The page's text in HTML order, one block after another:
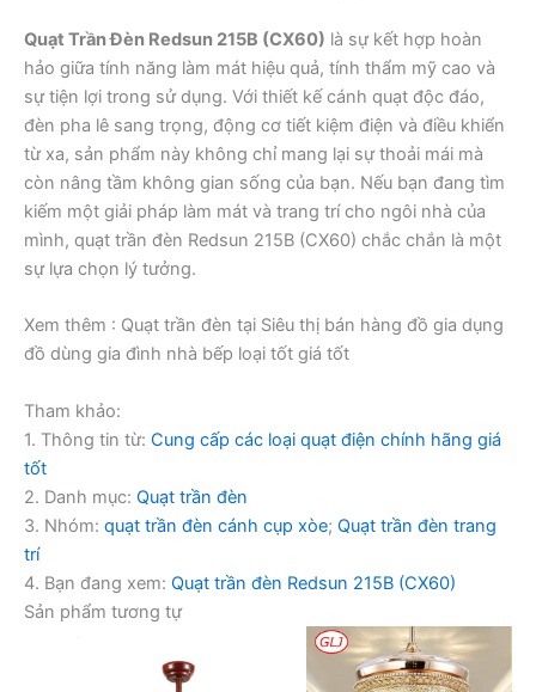
Quạt Trần Đèn Redsun 215B (CX60) là sự kết hợp hoàn
hảo giữa tính năng làm mát hiệu quả, tính thẩm mỹ cao và
sự tiện lợi trong sử dụng. Với thiết kế cánh quạt độc đáo,
đèn pha lê sang trọng, động cơ tiết kiệm điện và điều khiển
từ xa, sản phẩm này không chỉ mang lại sự thoải mái mà
còn nâng tầm không gian sống của bạn. Nếu bạn đang tìm
kiếm một giải pháp làm mát và trang trí cho ngôi nhà của
mình, quạt trần đèn Redsun 215B (CX60) chắc chắn là một
sự lựa chọn lý tưởng.
Xem thêm : Quạt trần đèn tại Siêu thị bán hàng đồ gia dụng
đồ dùng gia đình nhà bếp loại tốt giá tốt
Tham khảo:
1. Thông tin từ: Cung cấp các loại quạt điện chính hãng giá
tốt
2. Danh mục: Quạt trần đèn
3. Nhóm: quạt trần đèn cánh cụp xòe; Quạt trần đèn trang
trí
4. Bạn đang xem: Quạt trần đèn Redsun 215B (CX60)
Sản phẩm tương tự